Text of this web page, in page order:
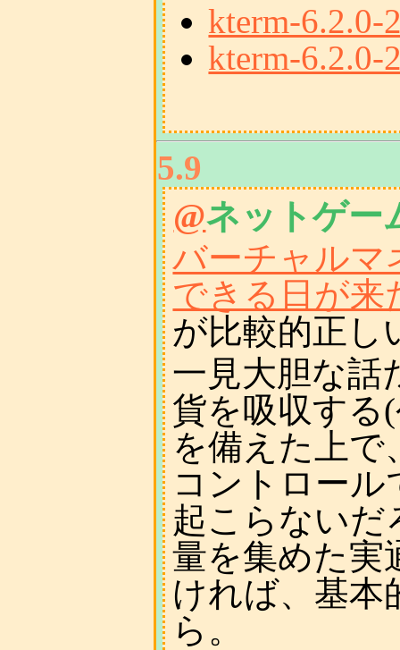
kterm-6.2.0-
kterm-6.2.0-
5.9
@ネットゲー
バーチャルマ
できる日が来
が比較的正し
一見大胆な話
貨を吸収する
を備えた上で
コントロー
起こらないだ
量を集めた実
ければ、基本
ら。